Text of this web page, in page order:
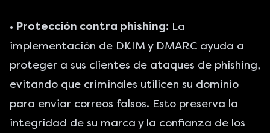
• Protección contra phishing: La
implementación de DKIM y DMARC ayuda a
proteger a sus clientes de ataques de phishing,
evitando que criminales utilicen su dominio
para enviar correos falsos. Esto preserva la
integridad de su marca y la confianza de los